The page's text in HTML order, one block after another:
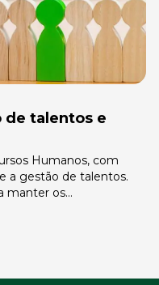
de talentos e
Humanos, com
a gestão de talentos.
manter os
fortalecendo o